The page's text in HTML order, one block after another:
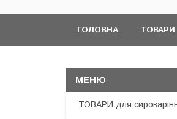
ГОЛОВНА ТОВАРИ
ТОВАРИ для